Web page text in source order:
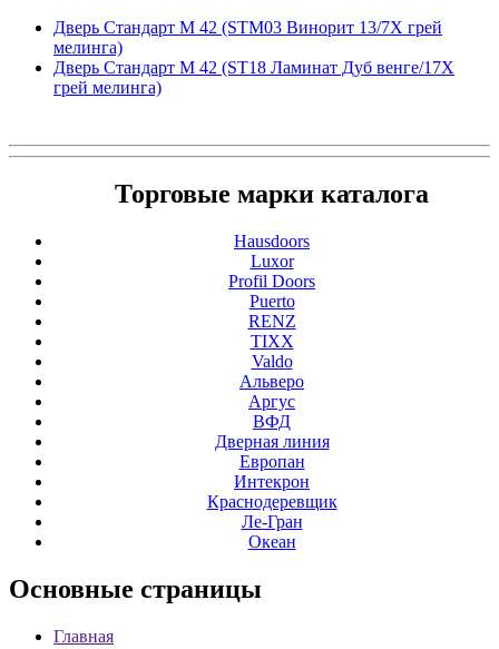
Дверь Стандарт М 42 (STM03 Винорит 13/7Х грей
мелинга)
Дверь Стандарт М 42 (ST18 Ламинат Дуб венге/17X
грей мелинга)
Торговые марки каталога
Hausdoors
Luxor
Profil Doors
Puerto
RENZ
TIXX
Valdo
Альверо
Аргус
ВФД
Дверная линия
Европан
Интекрон
Краснодеревщик
Ле-Гран
Океан
Основные страницы
Главная